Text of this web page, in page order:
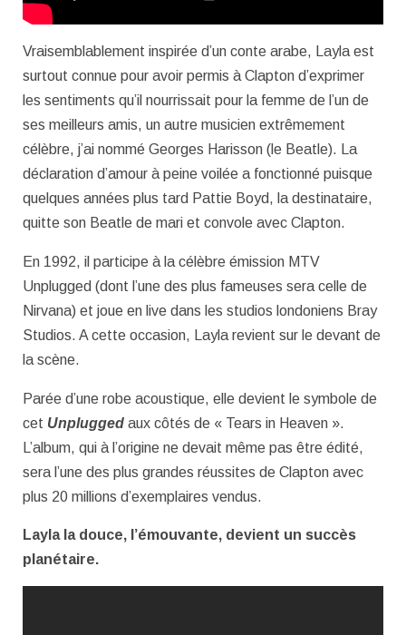
Vraisemblablement inspirée d’un conte arabe, Layla est
surtout connue pour avoir permis à Clapton d’exprimer
les sentiments qu’il nourrissait pour la femme de l’un de
ses meilleurs amis, un autre musicien extrêmement
célèbre, j’ai nommé Georges Harisson (le Beatle). La
déclaration d’amour à peine voilée a fonctionné puisque
quelques années plus tard Pattie Boyd, la destinataire,
quitte son Beatle de mari et convole avec Clapton.
En 1992, il participe à la célèbre émission MTV
Unplugged (dont l’une des plus fameuses sera celle de
Nirvana) et joue en live dans les studios londoniens Bray
Studios. A cette occasion, Layla revient sur le devant de
la scène.
Parée d’une robe acoustique, elle devient le symbole de
cet Unplugged aux côtés de « Tears in Heaven ».
L’album, qui à l’origine ne devait même pas être édité,
sera l’une des plus grandes réussites de Clapton avec
plus 20 millions d’exemplaires vendus.
Layla la douce, l’émouvante, devient un succès
planétaire.